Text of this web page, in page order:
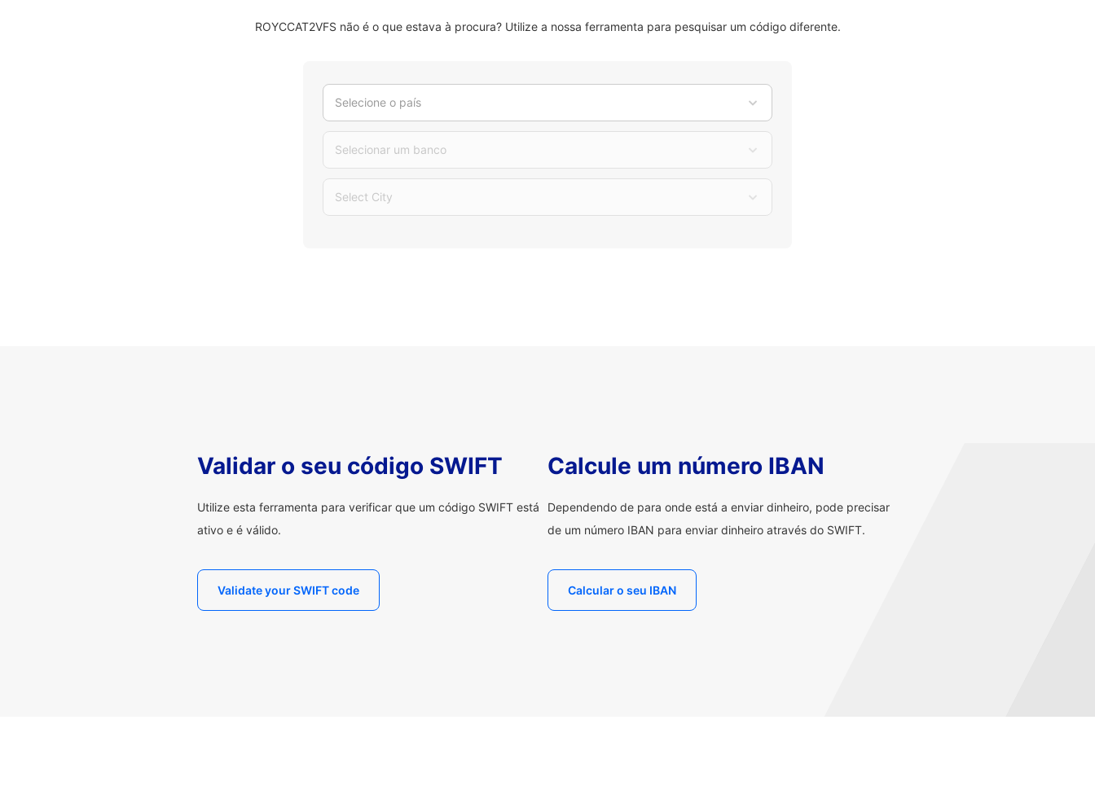
ROYCCAT2VFS não é o que estava à procura? Utilize a nossa ferramenta para pesquisar um código diferente.
Selecione o país
Selecionar um banco
Select City
Validar o seu código SWIFT
Utilize esta ferramenta para verificar que um código SWIFT está
ativo e é válido.
Validate your SWIFT code
Calcule um número IBAN
Dependendo de para onde está a enviar dinheiro, pode precisar
de um número IBAN para enviar dinheiro através do SWIFT.
Calcular o seu IBAN